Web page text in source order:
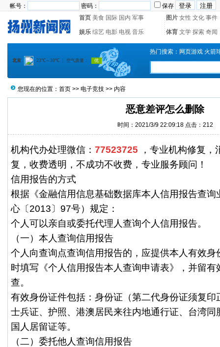
帐号： 密码：
保存
首页 美食 国际 国内 军事 图片 女性 文化 事件
娱乐 综艺 电影 电视 音乐 体育 文学 探索 奇闻
热门搜索： 网页游戏 火箭
您现在的位置： 首页 >> 电子竞技 >> 内容
恶意差评怎么删除
时间：2021/3/9 22:09:18 点击： 212
机构代办处理微信： 77523725 ，专业机构修复，
复，收费透明，不成功不收费，专业服务顾问！
信用报告的方式
根据《金融信用信息基础数据库本人信用报告查询
心〔2013〕97号）规定：
个人可以亲自或委托代理人查询个人信用报告。
（一）本人查询信用报告
个人向查询点查询信用报告的，应提供本人有效身
时填写《个人信用报告本人查询申请表》，并留
查。
有效身份证件包括：身份证（第二代身份证须复印
士兵证、护照、港澳居民来往内地通行证、台湾同
国人居留证等。
（二）委托他人查询信用报告